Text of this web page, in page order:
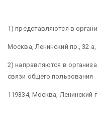
1) представляются в
Москва, Ленинский пр., 32 а,
2) направляются в
связи общего пользования
119334, Москва, Ленинский